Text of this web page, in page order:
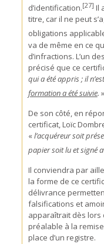
d’identification.[27] Il
titre, car il ne peut
obligations
va de même en ce
d’infractions. L’un
précisé que ce
qui a été appris ; il
formation a été suivie. »
De son côté, en
certificat, Loïc
«l’acquéreur soit
papier soit lu et signé
Il conviendra par
la forme de ce
délivrance
falsifications et
apparaîtrait dès lors
préalable à la remise
place d’un registre.